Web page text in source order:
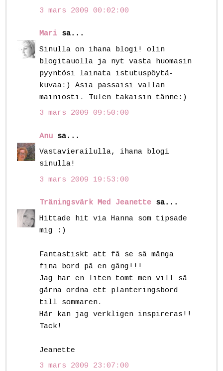
3 mars 2009 00:02:00
Mari sa...
Sinulla on ihana blogi! olin
blogitauolla ja nyt vasta huomasin
pyyntösi lainata istutuspöytä-
kuvaa:) Asia passaisi vallan
mainiosti. Tulen takaisin tänne:)
3 mars 2009 09:50:00
Anu sa...
Vastavierailulla, ihana blogi
sinulla!
3 mars 2009 19:53:00
Träningsvärk Med Jeanette sa...
Hittade hit via Hanna som tipsade
mig :)
Fantastiskt att få se så många
fina bord på en gång!!!
Jag har en liten tomt men vill så
gärna ordna ett planteringsbord
till sommaren.
Här kan jag verkligen inspireras!!
Tack!
Jeanette
3 mars 2009 23:07:00